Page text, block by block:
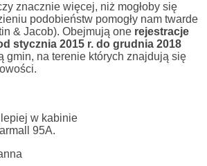
znacznie więcej, niż mogłoby się
podobieństw pomogły nam twarde
& Jacob). Obejmują one rejestracje
stycznia 2015 r. do grudnia 2018
gmin, na terenie których znajdują się
w kabinie
95A.